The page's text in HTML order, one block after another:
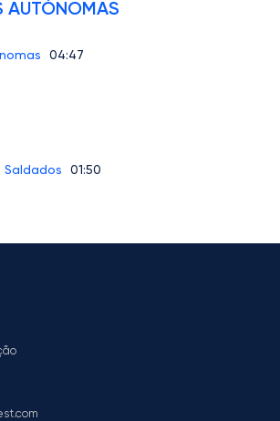
AUTÓNOMAS
04:47
Saldados 01:50